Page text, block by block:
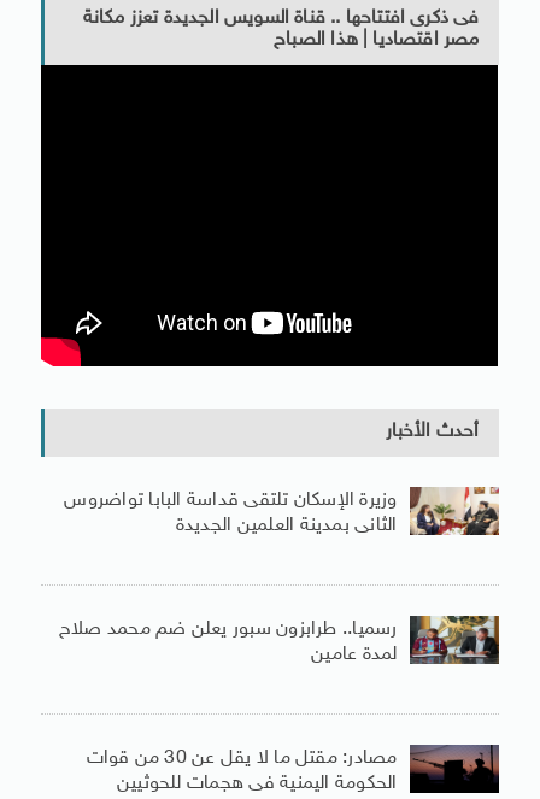
فى ذكرى افتتاحها .. قناة السويس الجديدة تعزز مكانة
مصر اقتصاديا | هذا الصباح
أحدث الأخبار
وزيرة الإسكان تلتقى قداسة البابا تواضروس
الثانى بمدينة العلمين الجديدة
رسميا.. طرابزون سبور يعلن ضم محمد صلاح
لمدة عامين
مصادر: مقتل ما لا يقل عن 30 من قوات
الحكومة اليمنية فى هجمات للحوثيين